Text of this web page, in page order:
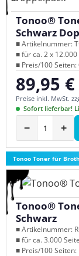
Tonoo®
Schwarz
■ Artikelnummer:
■ für ca. 2 x 12.000
■ Preis/100 Seiten:
Verkaufspreis:
89,95 €
Preise inkl. MwSt.
Sofort lieferbar!
− +
Tonoo Toner für
Tonoo®
Schwarz
■ Artikelnummer:
■ für ca. 3.000
■ Preis/100 Seiten: